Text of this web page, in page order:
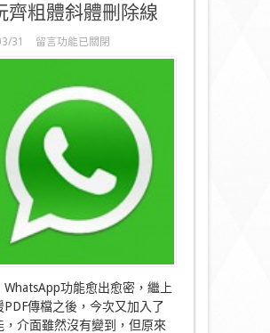
齊粗體斜體刪除線
31
在
〈WhatsApp
雞
出
新
功
體
斜
刪
除
線〉
中
留言功能已關閉
WhatsApp功能愈出愈密，繼上
PDF傳檔之後，今次又加入了
，介面雖然沒有變到，但原來